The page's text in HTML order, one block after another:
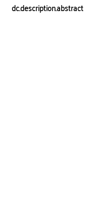
dc.description.abstract